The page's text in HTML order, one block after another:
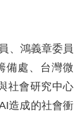
、鴻義章委員
備處、台灣微
社會研究中心
造成的社會衝